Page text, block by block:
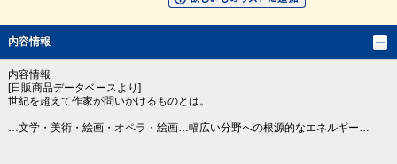
内容情報
内容情報
[日販商品データベースより]
世紀を超えて作家が問いかけるものとは。
…文学・美術・絵画・オペラ・絵画…幅広い分野への根源的なエネルギー…